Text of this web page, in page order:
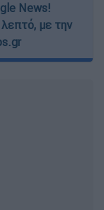
News!
με την